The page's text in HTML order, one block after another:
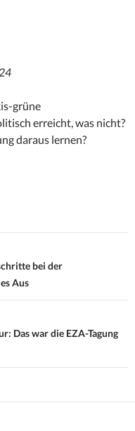
grüne
erreicht, was nicht?
daraus lernen?
bei der
Aus
Das war die EZA-Tagung